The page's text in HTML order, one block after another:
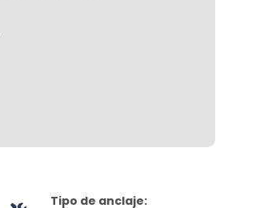
Tipo de anclaje: